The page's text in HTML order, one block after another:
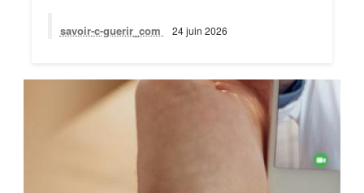
savoir-c-guerir_com 24 juin 2026